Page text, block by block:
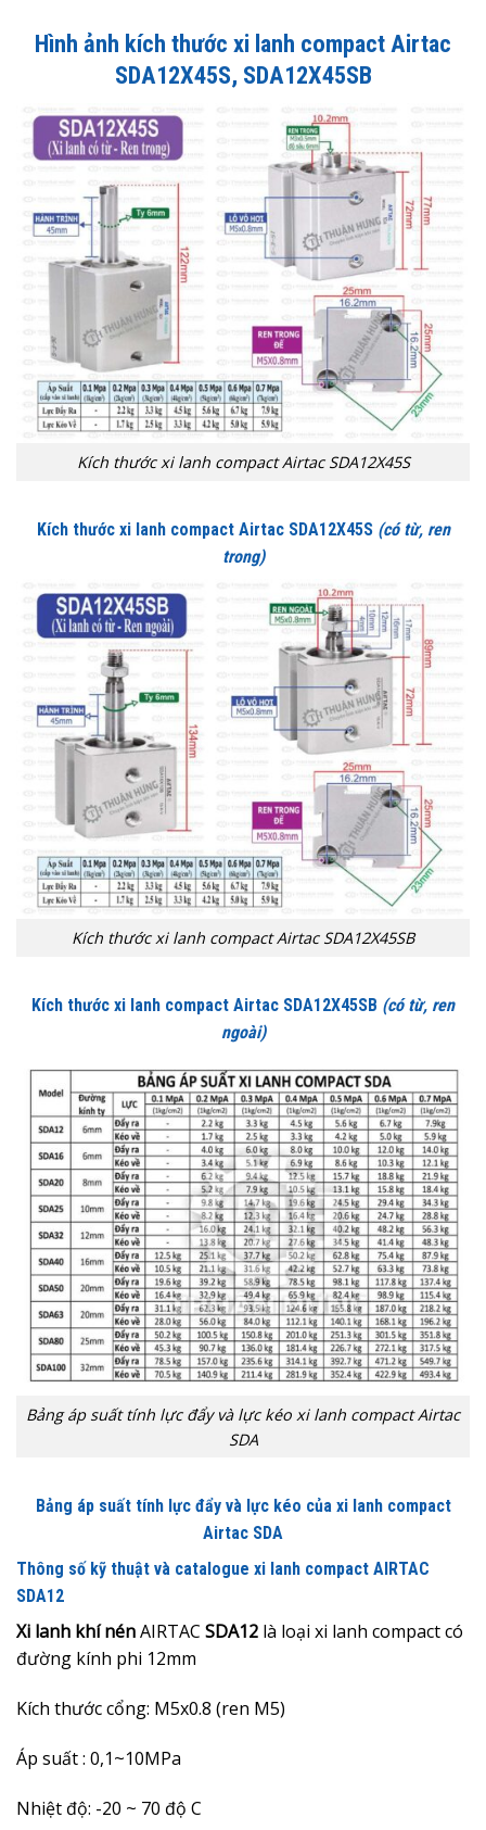
Hình ảnh kích thước xi lanh compact Airtac
SDA12X45S, SDA12X45SB
Kích thước xi lanh compact Airtac SDA12X45S
Kích thước xi lanh compact Airtac SDA12X45S(có từ, ren
trong)
Kích thước xi lanh compact Airtac SDA12X45SB
Kích thước xi lanh compact Airtac SDA12X45SB (có từ, ren
ngoài)
Bảng áp suất tính lực đẩy và lực kéo xi lanh compact Airtac
SDA
Bảng áp suất tính lực đẩy và lực kéo của xi lanh compact
Airtac SDA
Thông số kỹ thuật và catalogue xi lanh compact AIRTAC
SDA12
Xi lanh khí nénAIRTAC SDA12 là loại xi lanh compact có
đường kính phi 12mm
Kích thước cổng: M5x0.8 (ren M5)
Áp suất : 0,1~10MPa
Nhiệt độ: -20 ~ 70 độ C